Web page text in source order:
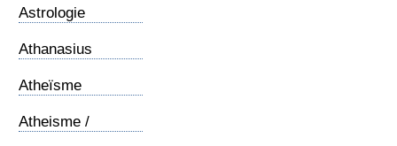
Astrologie
Athanasius
Atheïsme
Atheisme /